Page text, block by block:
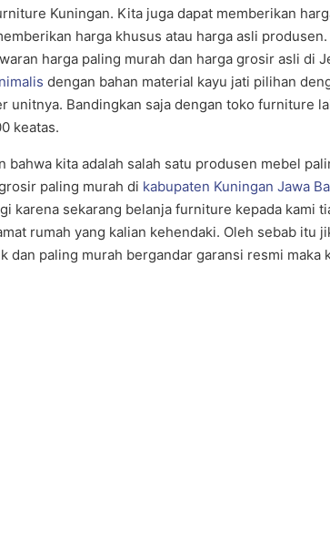
Kuningan. Kita juga dapat memberikan
harga khusus atau harga asli
harga paling murah dan harga grosir asli di
dengan bahan material kayu jati pilihan
unitnya. Bandingkan saja dengan toko furniture
keatas.
bahwa kita adalah salah satu produsen mebel
paling murah di kabupaten Kuningan Jawa
karena sekarang belanja furniture kepada kami
rumah yang kalian kehendaki. Oleh sebab itu
dan paling murah bergandar garansi resmi maka